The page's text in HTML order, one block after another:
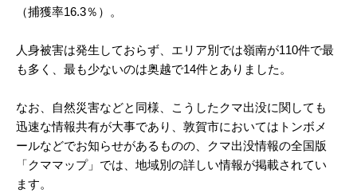
（捕獲率16.3％）。
人身被害は発生しておらず、エリア別では嶺南が110件で最
も多く、最も少ないのは奥越で14件とありました。
なお、自然災害などと同様、こうしたクマ出没に関しても
迅速な情報共有が大事であり、敦賀市においてはトンボメ
ールなどでお知らせがあるものの、クマ出没情報の全国版
「クママップ」では、地域別の詳しい情報が掲載されてい
ます。